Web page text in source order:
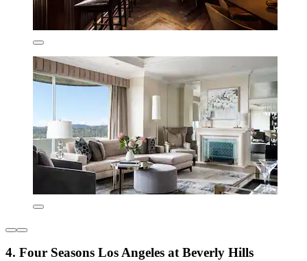
4. Four Seasons Los Angeles at Beverly Hills